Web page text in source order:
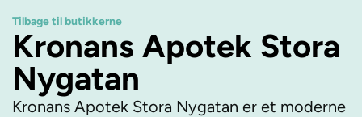
Tilbage til butikkerne
Kronans Apotek Stora
Nygatan
Kronans Apotek Stora Nygatan er et moderne